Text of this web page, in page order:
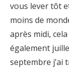
vous lever tôt
moins de
après midi,
également
septembre j’ai